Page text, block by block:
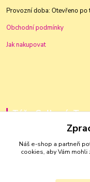
Provozní doba: Otevřeno
Obchodní podmínky
Jak nakupovat
Táňa Golková,
+420 603 83 88 46
golkovat@seznam.cz
Náš e-shop a partneři
cookies, aby Vám mohli